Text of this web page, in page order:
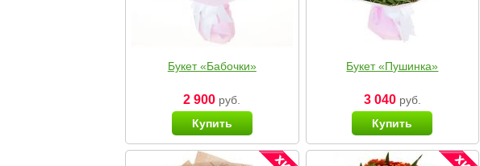
Букет «Бабочки»
2 900 руб.
Купить
Букет «Пушинка»
3 040руб.
Купить